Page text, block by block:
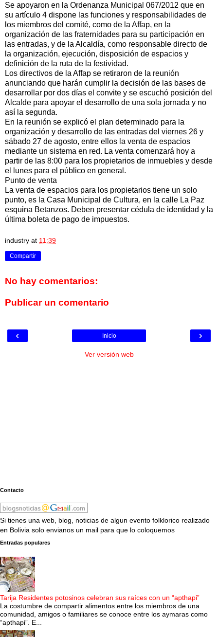
Se apoyaron en la Ordenanza Municipal 067/2012 que en
su artículo 4 dispone las funciones y responsabilidades de
los miembros del comité, como de la Affap, en la
organización de las fraternidades para su participación en
las entradas, y de la Alcaldía, como responsable directo de
la organización, ejecución, disposición de espacios y
definición de la ruta de la festividad.
Los directivos de la Affap se retiraron de la reunión
anunciando que harán cumplir la decisión de las bases de
desarrollar por dos días el convite y se escuchó posición del
Alcalde para apoyar el desarrollo de una sola jornada y no
así la segunda.
En la reunión se explicó el plan determinado para la
organización y desarrollo de las entradas del viernes 26 y
sábado 27 de agosto, entre ellos la venta de espacios
mediante un sistema en red. La venta comenzará hoy a
partir de las 8:00 para los propietarios de inmuebles y desde
el lunes para el público en general.
Punto de venta
La venta de espacios para los propietarios tiene un solo
punto, es la Casa Municipal de Cultura, en la calle La Paz
esquina Betanzos. Deben presentar cédula de identidad y la
última boleta de pago de impuestos.
industry at 11:39
Compartir
No hay comentarios:
Publicar un comentario
‹ ›
Inicio
Ver versión web
Contacto
Si tienes una web, blog, noticias de algun evento folklorico realizado
en Bolivia solo envianos un mail para que lo coloquemos
Entradas populares
Tarija Residentes potosinos celebran sus raíces con un “apthapi”
La costumbre de compartir alimentos entre los miembros de una
comunidad, amigos o familiares se conoce entre los aymaras como
“apthapi”. E...